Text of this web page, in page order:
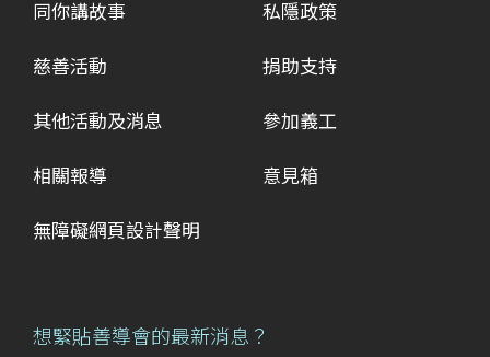
同你講故事
慈善活動
其他活動及消息
相關報導
私隱政策
捐助支持
參加義工
意見箱
無障礙網頁設計聲明
想緊貼善導會的最新消息？